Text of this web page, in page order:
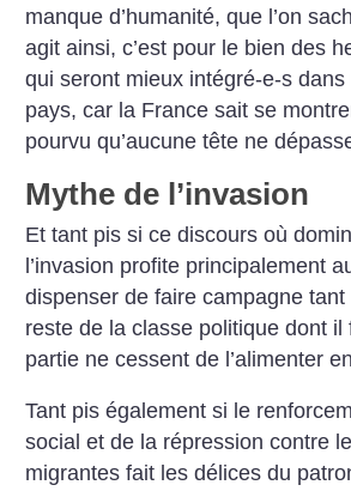
manque d’humanité, que l’on
agit ainsi, c’est pour le bien des
qui seront mieux intégré-e-s dans
pays, car la France sait se
pourvu qu’aucune tête ne
Mythe de l’invasion
Et tant pis si ce discours où
l’invasion profite principalement
dispenser de faire campagne
reste de la classe politique dont il
partie ne cessent de l’alimenter
Tant pis également si le
social et de la répression contre
migrantes fait les délices du